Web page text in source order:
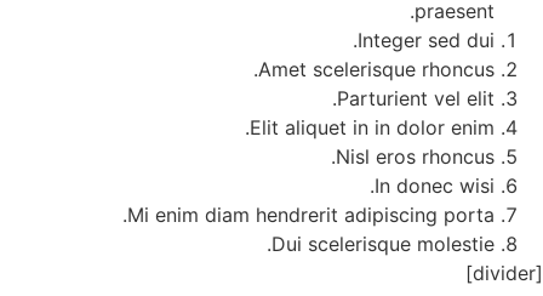
Amet
Elit aliquet in in
Nisl
Mi enim diam hendrerit
Dui